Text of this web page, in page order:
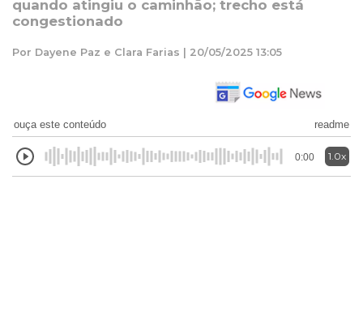
quando atingiu o caminhão; trecho está
congestionado
Por Dayene Paz e Clara Farias | 20/05/2025 13:05
ouça este conteúdo readme
0:00 1.0x